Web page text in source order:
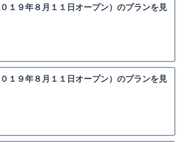
１９年８月１１日オープン）のプランを見
１９年８月１１日オープン）のプランを見